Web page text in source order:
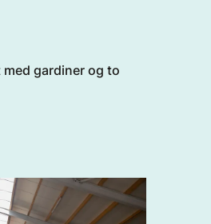
gardiner og to